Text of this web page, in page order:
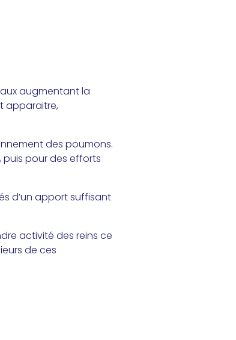
augmentant la
apparaitre,
des poumons.
pour des efforts
d’un apport suffisant
activité des reins ce
de ces